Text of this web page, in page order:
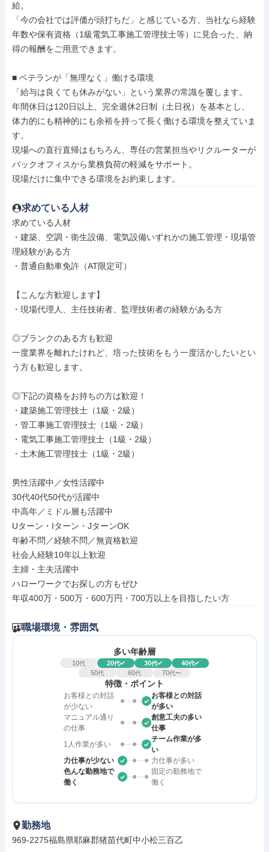
給。
「今の会社では評価が頭打ちだ」と感じている方、当社なら経験
年数や保有資格（1級電気工事施工管理技士等）に見合った、納
得の報酬をご用意できます。
■ ベテランが「無理なく」働ける環境
「給与は良くても休みがない」という業界の常識を覆します。
年間休日は120日以上、完全週休2日制（土日祝）を基本とし、
体力的にも精神的にも余裕を持って長く働ける環境を整えていま
す。
現場への直行直帰はもちろん、専任の営業担当やリクルーターが
バックオフィスから業務負荷の軽減をサポート。
現場だけに集中できる環境をお約束します。
求めている人材
求めている人材
・建築、空調・衛生設備、電気設備いずれかの施工管理・現場管
理経験がある方
・普通自動車免許（AT限定可）
【こんな方歓迎します】
・現場代理人、主任技術者、監理技術者の経験がある方
◎ブランクのある方も歓迎
一度業界を離れたけれど、培った技術をもう一度活かしたいとい
う方も歓迎します。
◎下記の資格をお持ちの方は歓迎！
・建築施工管理技士（1級・2級）
・管工事施工管理技士（1級・2級）
・電気工事施工管理技士（1級・2級）
・土木施工管理技士（1級・2級）
男性活躍中／女性活躍中
30代40代50代が活躍中
中高年／ミドル層も活躍中
Uターン・Iターン・JターンOK
年齢不問／経験不問／無資格歓迎
社会人経験10年以上歓迎
主婦・主夫活躍中
ハローワークでお探しの方もぜひ
年収400万・500万・600万円・700万以上を目指したい方
職場環境・雰囲気
多い年齢層
10代 20代 30代 40代
50代 60代 70代〜
特徴・ポイント
お客様との対話
が少ない
お客様との対話
が多い
マニュアル通り
の仕事
創意工夫の多い
仕事
1人作業が多い
チーム作業が多
い
力仕事が少ない
力仕事が多い
色んな勤務地で
働く
固定の勤務地で
働く
勤務地
969-2275福島県耶麻郡猪苗代町中小松三百乙